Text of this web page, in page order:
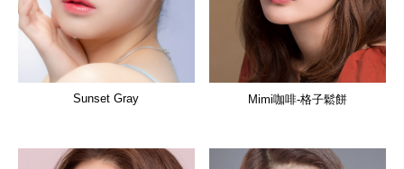
Sunset Gray Mimi咖啡-格子鬆餅